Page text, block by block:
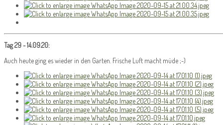
Tag 29 - 14.09.20:
Auch heute ging es wieder in den Garten. Frische Luft macht müde ;-)